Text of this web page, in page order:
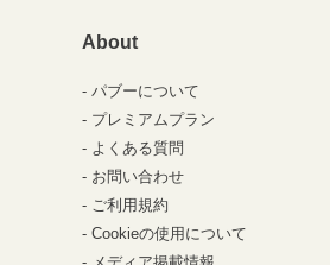
About
パブーについて
プレミアムプラン
よくある質問
お問い合わせ
ご利用規約
Cookieの使用について